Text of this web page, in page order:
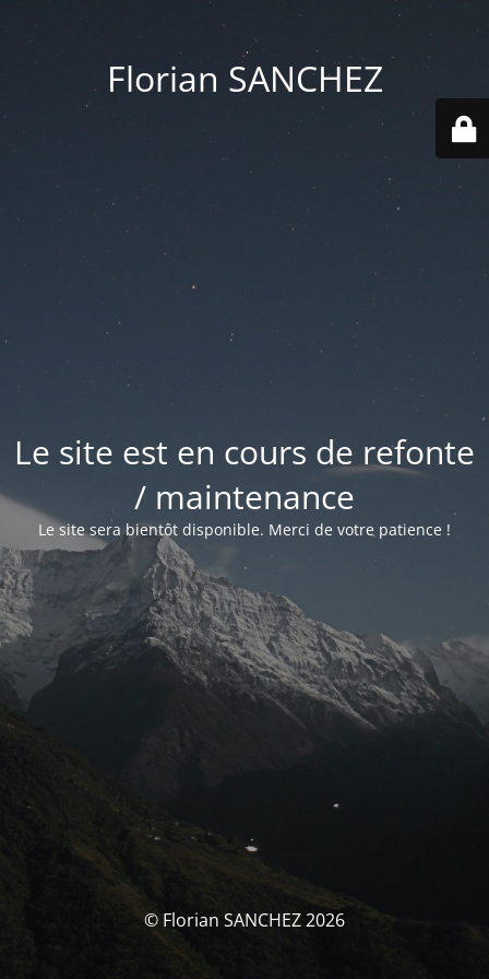
Florian SANCHEZ
Le site est en cours de refonte
/ maintenance
Le site sera bientôt disponible. Merci de votre patience !
© Florian SANCHEZ 2026